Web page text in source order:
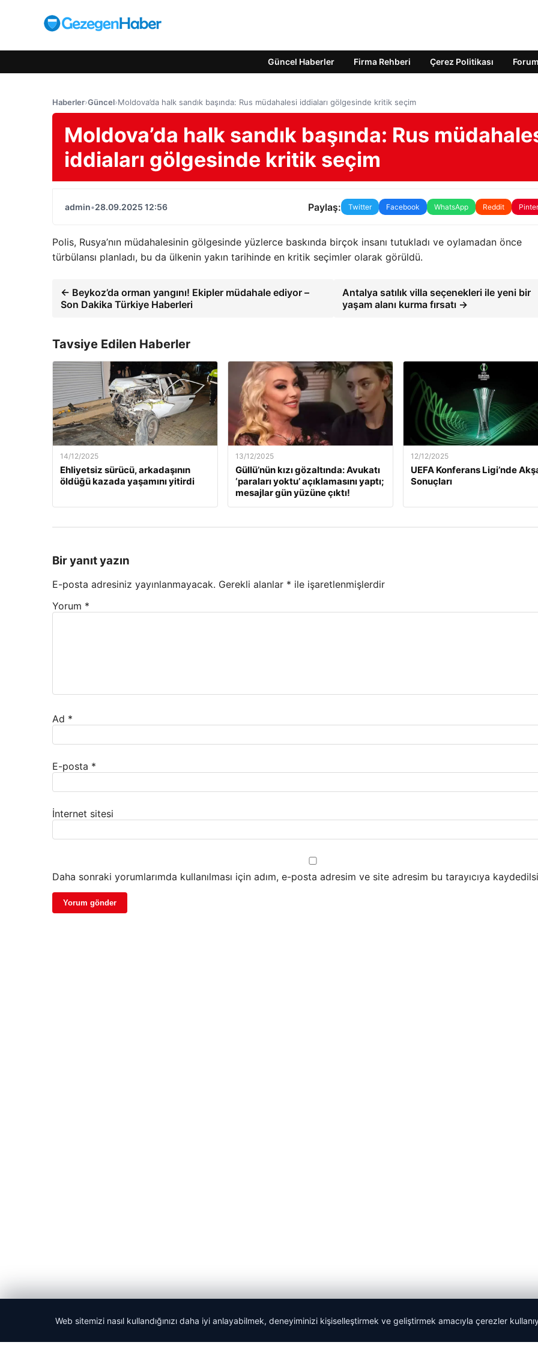
Güncel Haberler Firma Rehberi Çerez Politikası Forum
Haberler›Güncel›Moldova’da halk sandık başında: Rus müdahalesi iddiaları gölgesinde kritik seçim
Moldova’da halk sandık başında: Rus
iddiaları gölgesinde kritik seçim
admin•28.09.2025 12:56 Paylaş: Twitter Facebook WhatsApp Reddit
Polis, Rusya’nın müdahalesinin gölgesinde yüzlerce baskında birçok insanı tutukladı ve oylamadan önce
türbülansı planladı, bu da ülkenin yakın tarihinde en kritik seçimler olarak görüldü.
← Beykoz’da orman yangını! Ekipler müdahale ediyor –
Son Dakika Türkiye Haberleri
Antalya satılık villa seçenekleri ile yeni bir
yaşam alanı kurma fırsatı →
Tavsiye Edilen Haberler
14/12/2025
Ehliyetsiz sürücü, arkadaşının
öldüğü kazada yaşamını yitirdi
13/12/2025
Güllü’nün kızı gözaltında: Avukatı
‘paraları yoktu’ açıklamasını yaptı;
mesajlar gün yüzüne çıktı!
12/12/2025
UEFA Konferans Ligi’nde
Sonuçları
Bir yanıt yazın
E-posta adresiniz yayınlanmayacak. Gerekli alanlar * ile işaretlenmişlerdir
Yorum *
Ad *
E-posta *
İnternet sitesi
Daha sonraki yorumlarımda kullanılması için adım, e-posta adresim ve site adresim bu tarayıcıya
Web sitemizi nasıl kullandığınızı daha iyi anlayabilmek, deneyiminizi kişiselleştirmek ve geliştirmek amacıyla çerezler